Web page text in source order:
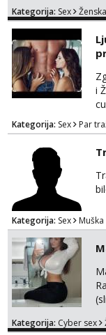
Kategorija: Sex
i
Kategorija: Sex Par
Kategorija: Sex
Kategorija: Cyber sex